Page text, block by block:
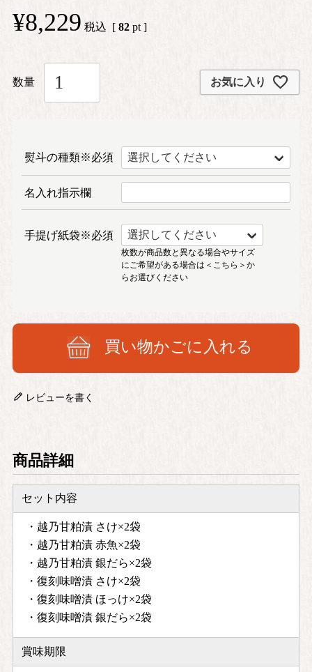
¥8,229 税込 [ 82 pt ]
お気に入り
買い物かごに入れる
熨斗の種類※必須
名入れ指示欄
手提げ紙袋※必須
枚数が商品数と異なる場合やサイズ
にご希望がある場合は ＜こちら＞か
らお選びください
レビューを書く
商品詳細
セット内容
・越乃甘粕漬 さけ×2袋
・越乃甘粕漬 赤魚×2袋
・越乃甘粕漬 銀だら×2袋
・復刻味噌漬 さけ×2袋
・復刻味噌漬 ほっけ×2袋
・復刻味噌漬 銀だら×2袋
賞味期限